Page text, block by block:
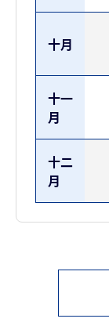
十月
十一
月
十二
月